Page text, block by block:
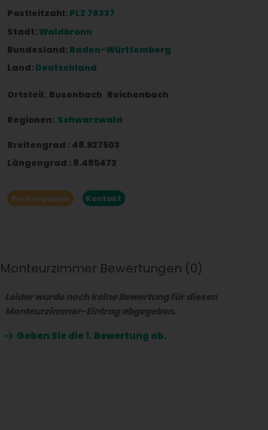
Postleitzahl: PLZ 76337
Stadt:Waldbronn
Bundesland: Baden-Württemberg
Land: Deutschland
Ortsteil: Busenbach Reichenbach
Regionen: Schwarzwald
Breitengrad : 48.927503
Längengrad : 8.485473
Routenplaner Kontakt
Monteurzimmer Bewertungen 0
Leider wurde noch keine Bewertung für diesen
Monteurzimmer-Eintrag abgegeben.
Geben Sie die1. Bewertung ab.